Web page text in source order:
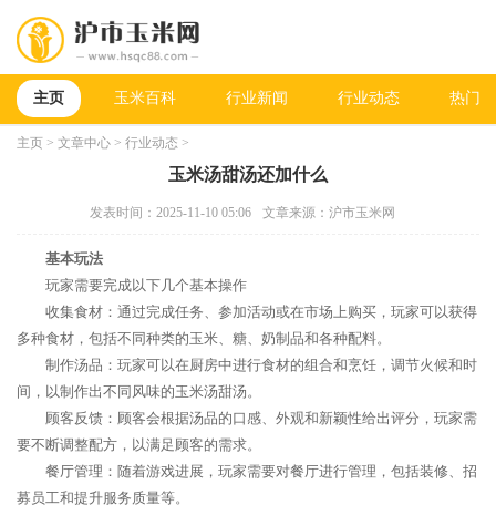
主页 玉米百科 行业新闻 行业动态 热门
主页 > 文章中心 > 行业动态 >
玉米汤甜汤还加什么
发表时间：2025-11-10 05:06 文章来源：沪市玉米网
基本玩法
玩家需要完成以下几个基本操作
收集食材：通过完成任务、参加活动或在市场上购买，玩家可以获得
多种食材，包括不同种类的玉米、糖、奶制品和各种配料。
制作汤品：玩家可以在厨房中进行食材的组合和烹饪，调节火候和时
间，以制作出不同风味的玉米汤甜汤。
顾客反馈：顾客会根据汤品的口感、外观和新颖性给出评分，玩家需
要不断调整配方，以满足顾客的需求。
餐厅管理：随着游戏进展，玩家需要对餐厅进行管理，包括装修、招
募员工和提升服务质量等。